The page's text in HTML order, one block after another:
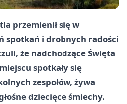
przemienił się w
spotkań i drobnych radości
że nadchodzące Święta
spotkały się
zespołów, żywa
dziecięce śmiechy.